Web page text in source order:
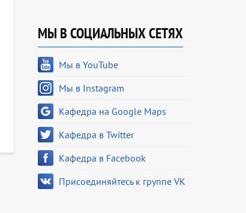
МЫ В СОЦИАЛЬНЫХ СЕТЯХ
Мы в YouTube
Мы в Instagram
Кафедра на Google Maps
Кафедра в Twitter
Кафедра в Facebook
Присоединяйтесь к группе VK